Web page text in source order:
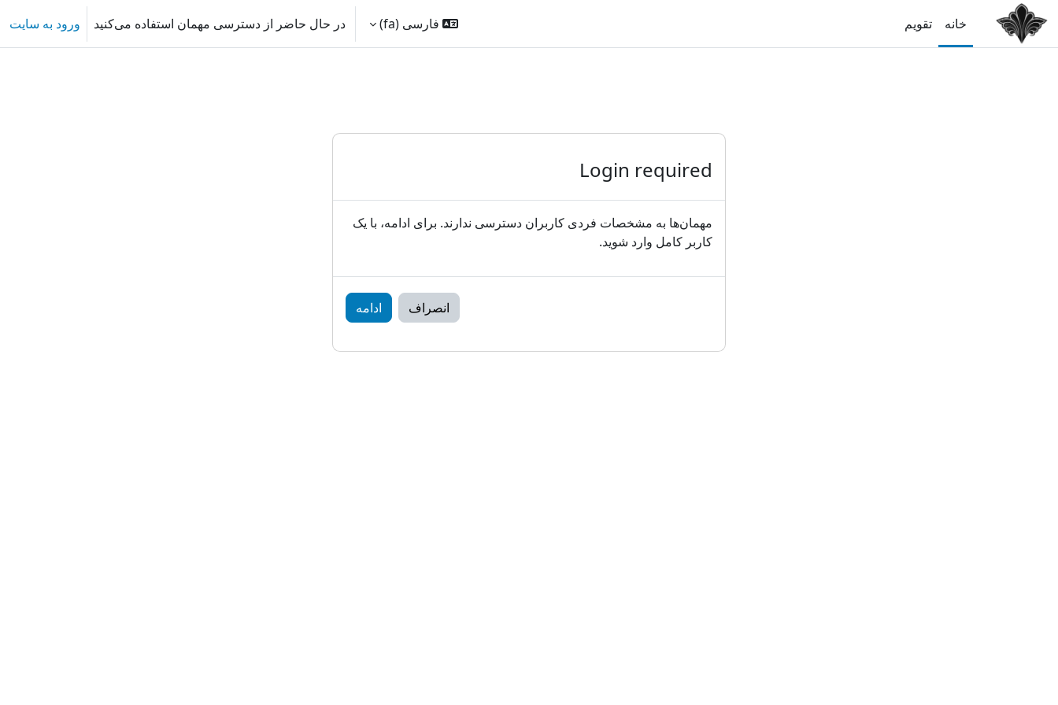
پرش به محتوای اصلی
خانه
تقویم فارسی ‎(fa)‎ در حال حاضر از دسترسی مهمان استفاده می‌کنید ورود به سایت
Login required
مهمان‌ها به مشخصات فردی کاربران دسترسی ندارند. برای ادامه، با یک
کاربر کامل وارد شوید.
انصراف ادامه